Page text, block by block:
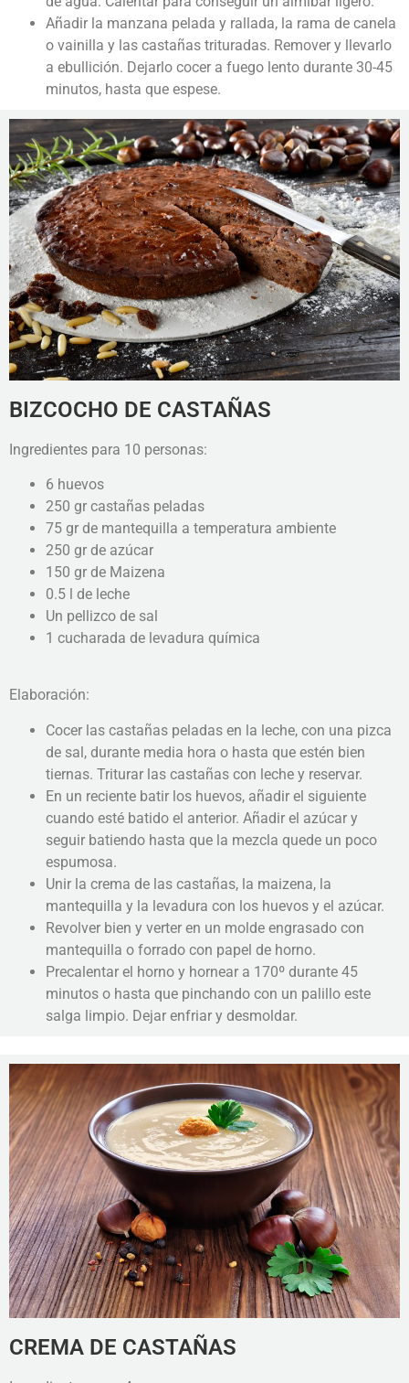
Añadir la manzana pelada y rallada, la rama de canela
o vainilla y las castañas trituradas. Remover y llevarlo
a ebullición. Dejarlo cocer a fuego lento durante 30-45
minutos, hasta que espese.
BIZCOCHO DE CASTAÑAS
Ingredientes para 10 personas:
6 huevos
250 gr castañas peladas
75 gr de mantequilla a temperatura ambiente
250 gr de azúcar
150 gr de Maizena
0.5 l de leche
Un pellizco de sal
1 cucharada de levadura química
Elaboración:
Cocer las castañas peladas en la leche, con una pizca
de sal, durante media hora o hasta que estén bien
tiernas. Triturar las castañas con leche y reservar.
En un reciente batir los huevos, añadir el siguiente
cuando esté batido el anterior. Añadir el azúcar y
seguir batiendo hasta que la mezcla quede un poco
espumosa.
Unir la crema de las castañas, la maizena, la
mantequilla y la levadura con los huevos y el azúcar.
Revolver bien y verter en un molde engrasado con
mantequilla o forrado con papel de horno.
Precalentar el horno y hornear a 170º durante 45
minutos o hasta que pinchando con un palillo este
salga limpio. Dejar enfriar y desmoldar.
CREMA DE CASTAÑAS